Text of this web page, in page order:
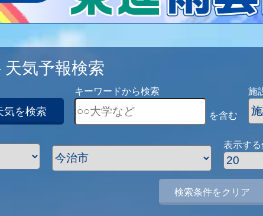
気予報検索
気を検索
キーワードから検索
を含む
施
表示する
検索条件をクリア